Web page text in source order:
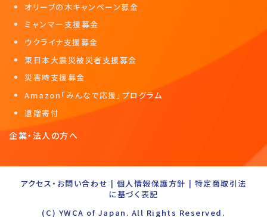
オリーブの木キャンペーン募金
ミャンマー支援募金
ウクライナ支援募金
東日本大震災被災者支援募金
災害時支援募金
Amazon「みんなで応援」プログラム
遺贈寄付
企業・法人の方へ
アクセス・お問い合わせ | 個人情報保護方針 | 特定商取引法
に基づく表記
(C) YWCA of Japan. All Rights Reserved.